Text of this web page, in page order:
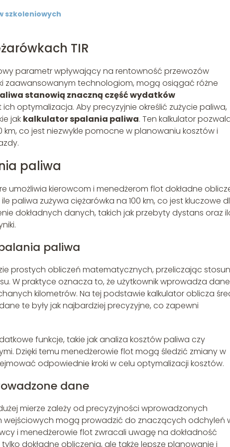
szkoleniowych
TIR
parametr wpływający na rentowność przewozów
zaawansowanym technologiom, mogą osiągać różne
stanowią znaczną część wydatków
optymalizacja. Aby precyzyjnie określić zużycie paliwa,
jak kalkulator spalania paliwa. Ten kalkulator
km, co jest niezwykle pomocne w planowaniu kosztów i
paliwa
umożliwia kierowcom i menedżerom flot dokładne
paliwa zużywa ciężarówka na 100 km, co jest kluczowe
dokładnych danych, takich jak przebyty dystans oraz
paliwa
prostych obliczeń matematycznych, przeliczając
W praktyce oznacza to, że użytkownik wprowadza dane
kilometrów. Na tej podstawie kalkulator oblicza
te były jak najbardziej precyzyjne, co zapewni
funkcje, takie jak analiza kosztów paliwa czy
Dzięki temu menedżerowie flot mogą śledzić zmiany w
odpowiednie kroki w celu optymalizacji kosztów.
dane
mierze zależy od precyzyjności wprowadzonych
wejściowych mogą prowadzić do znaczących odchyleń
i menedżerowie flot zwracali uwagę na dokładność
dokładne obliczenia, ale także lepsze planowanie i